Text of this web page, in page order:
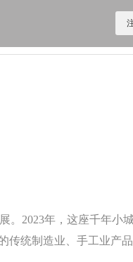
。2023年，这座千年小
传统制造业、手工业产